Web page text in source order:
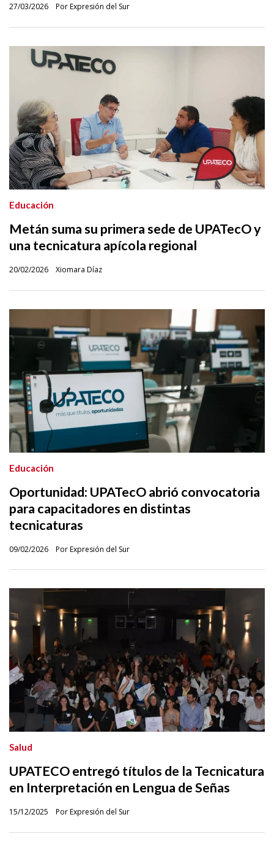
Por Expresión del Sur
27/03/2026
Metán suma su primera sede de UPATecO y
una tecnicatura apícola regional
Xiomara Díaz
Educación
20/02/2026
Oportunidad: UPATecO abrió convocatoria
para capacitadores en distintas
tecnicaturas
Por Expresión del Sur
Educación
09/02/2026
UPATECO entregó títulos de la Tecnicatura
en Interpretación en Lengua de Señas
Por Expresión del Sur
Salud
15/12/2025